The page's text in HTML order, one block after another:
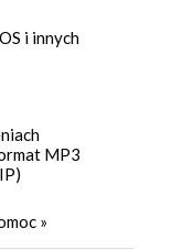
i innych
MP3
»